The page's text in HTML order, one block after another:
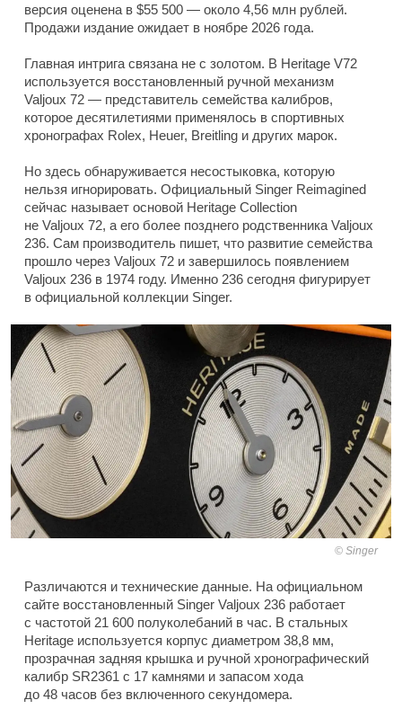
версия оценена в $55 500 — около 4,56 млн рублей.
Продажи издание ожидает в ноябре 2026 года.
Главная интрига связана не с золотом. В Heritage V72
используется восстановленный ручной механизм
Valjoux 72 — представитель семейства калибров,
которое десятилетиями применялось в спортивных
хронографах Rolex, Heuer, Breitling и других марок.
Но здесь обнаруживается несостыковка, которую
нельзя игнорировать. Официальный Singer Reimagined
сейчас называет основой Heritage Collection
не Valjoux 72, а его более позднего родственника Valjoux
236. Сам производитель пишет, что развитие семейства
прошло через Valjoux 72 и завершилось появлением
Valjoux 236 в 1974 году. Именно 236 сегодня фигурирует
в официальной коллекции Singer.
Singer
Различаются и технические данные. На официальном
сайте восстановленный Singer Valjoux 236 работает
с частотой 21 600 полуколебаний в час. В стальных
Heritage используется корпус диаметром 38,8 мм,
прозрачная задняя крышка и ручной хронографический
калибр SR2361 с 17 камнями и запасом хода
до 48 часов без включенного секундомера.